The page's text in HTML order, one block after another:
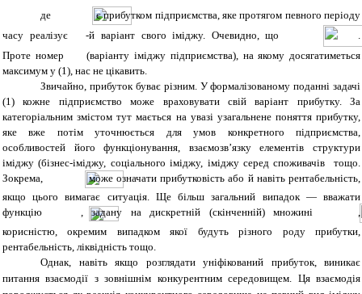
де
є прибутком підприємства, яке протягом певного періоду
часу реалізує
-й варіант свого іміджу. Очевидно, що
Проте номер
(варіанту іміджу підприємства), на якому досягатиметься
максимум у (1), нас не цікавить.
Звичайно, прибуток буває різним. У формалізованому поданні задачі
(1) кожне підприємство може враховувати свій варіант прибутку. За
категоріальним змістом тут мається на увазі узагальнене поняття прибутку,
яке вже потім уточнюється для умов конкретного підприємства,
особливостей його функціонування, взаємозв’язку елементів структури
іміджу (бізнес-іміджу, соціального іміджу, іміджу серед споживачів тощо.
Зокрема,
може означати прибутковість або й навіть рентабельність,
якщо цього вимагає ситуація. Ще більш загальний випадок — вважати
функцію
, задану на дискретній (скінченній) множині
,
корисністю, окремим випадком якої будуть різного роду прибутки,
рентабельність, ліквідність тощо.
Однак, навіть якщо розглядати уніфікований прибуток, виникає
питання взаємодії з зовнішнім конкурентним середовищем. Ця взаємодія